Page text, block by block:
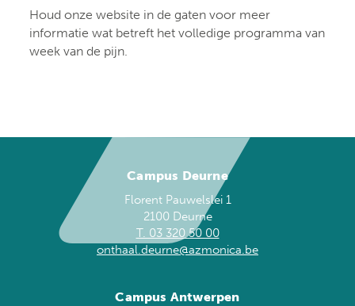
Houd onze website in de gaten voor meer
informatie wat betreft het volledige programma van
week van de pijn.
Campus Deurne
Florent Pauwelslei 1
2100 Deurne
T. 03 320 50 00
onthaal.deurne@azmonica.be
Campus Antwerpen